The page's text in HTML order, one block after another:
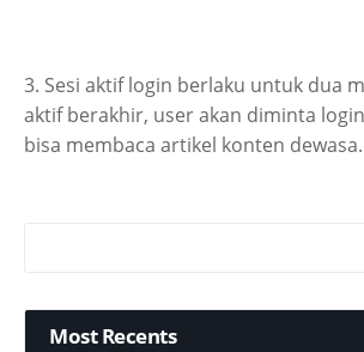
3. Sesi aktif login berlaku untuk dua
aktif berakhir, user akan diminta
bisa membaca artikel konten dewasa.
Most Recents